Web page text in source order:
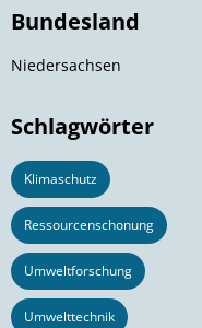
Bundesland
Niedersachsen
Schlagwörter
Klimaschutz
Ressourcenschonung
Umweltforschung
Umwelttechnik